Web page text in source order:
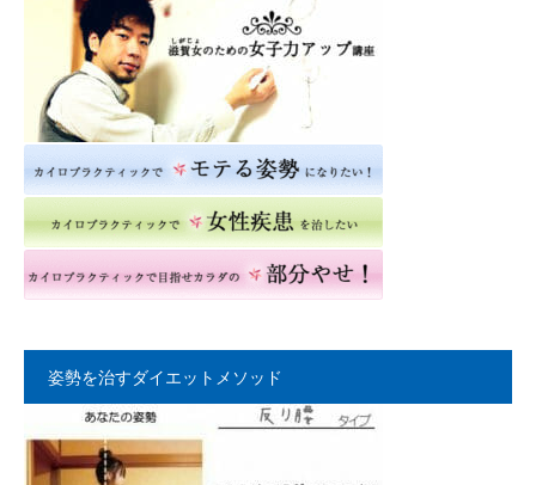
姿勢を治すダイエットメソッド